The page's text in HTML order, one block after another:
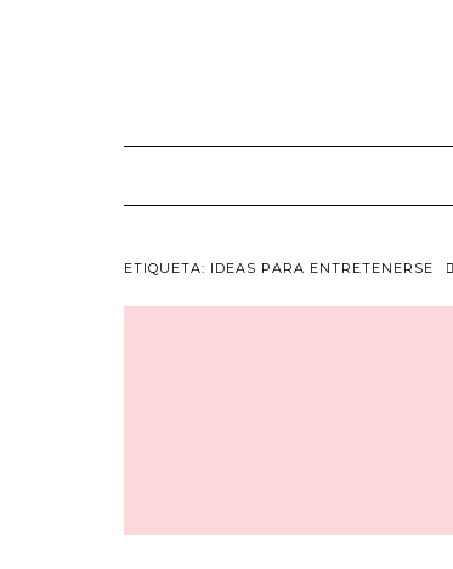
ETIQUETA: IDEAS PARA ENTRETENERSE